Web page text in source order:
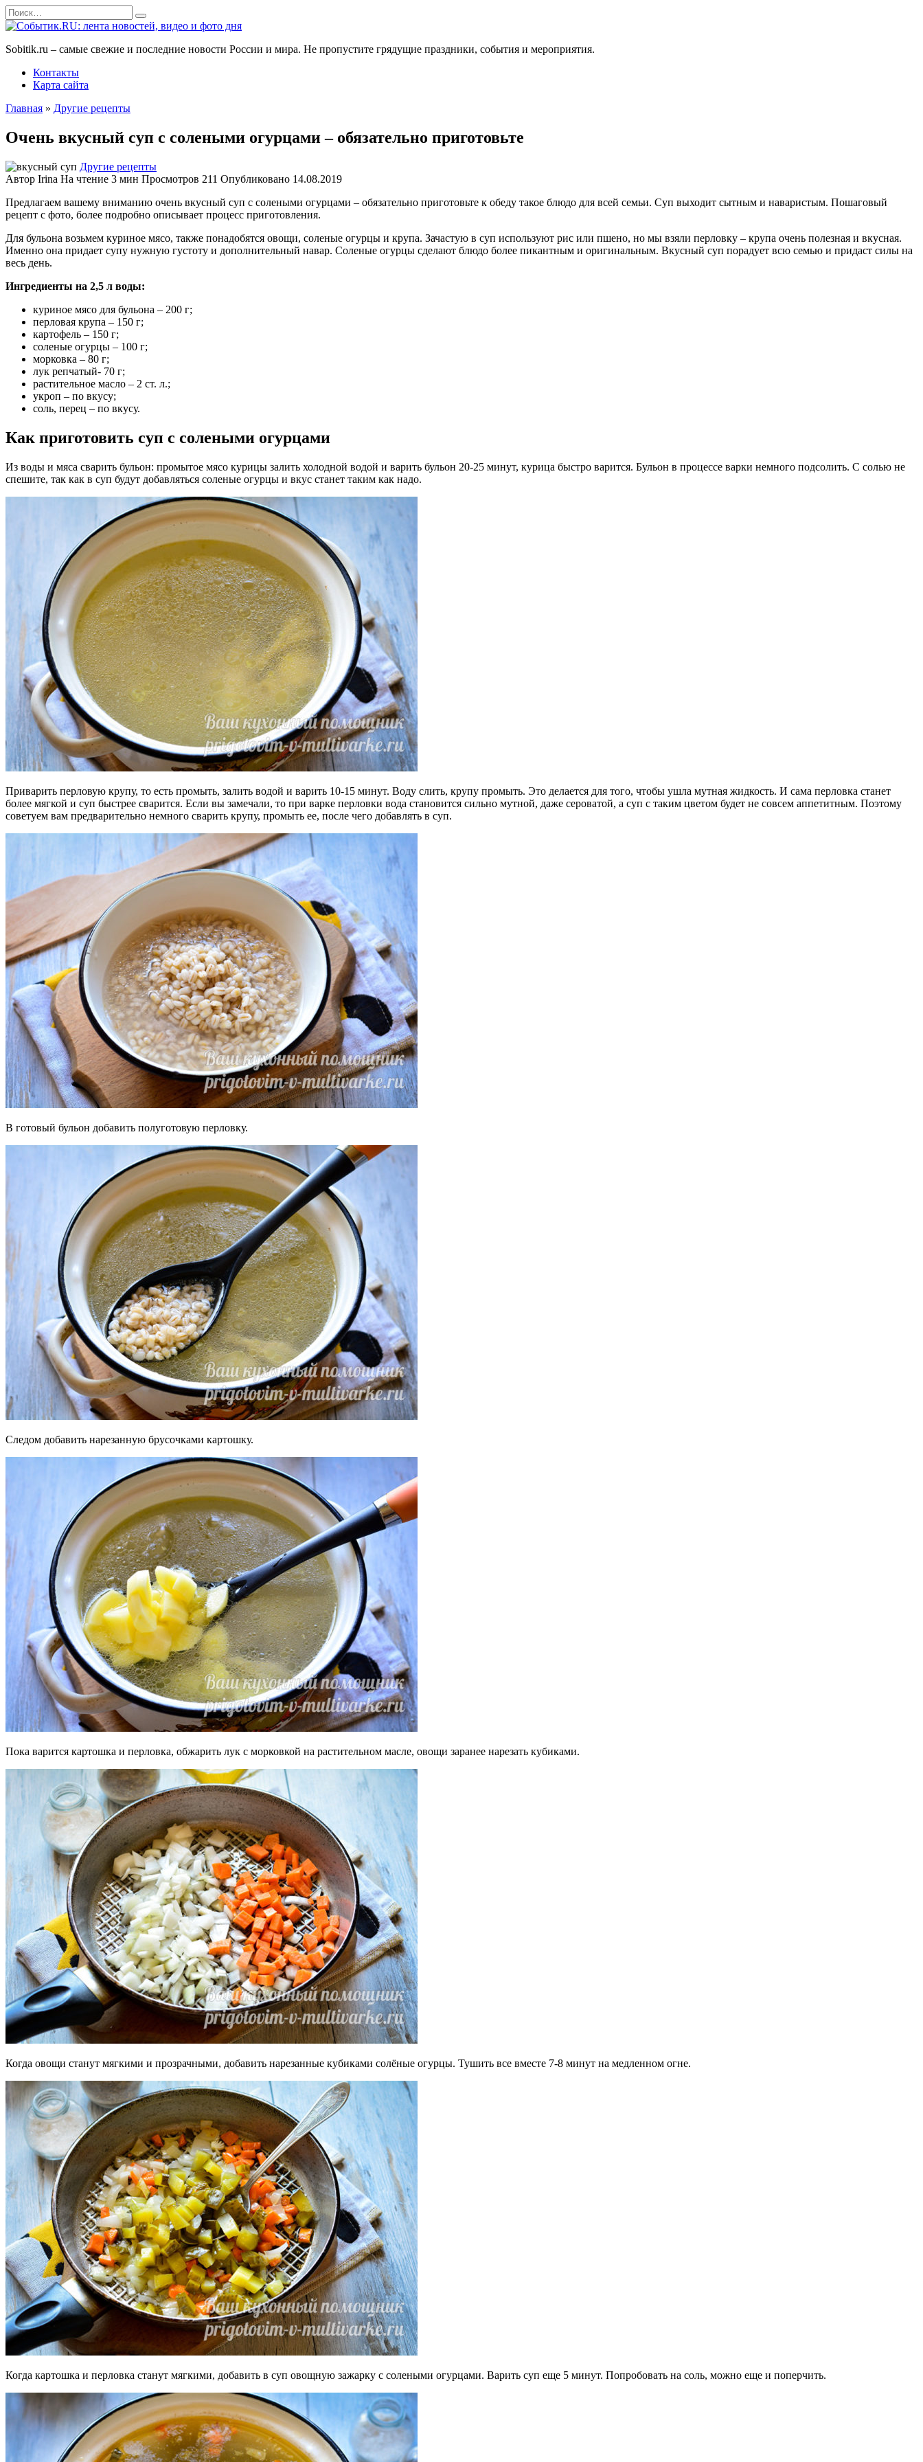
Перейти
к
Search
for:
Sobitik.ru – самые свежие и последние новости России и мира. Не пропустите грядущие праздники, события и мероприятия.
Контакты
Карта сайта
Главная » Другие рецепты
Очень вкусный суп с солеными огурцами – обязательно приготовьте
Другие рецепты
Автор Irina На чтение 3 мин Просмотров 211 Опубликовано 14.08.2019
Предлагаем вашему вниманию очень вкусный суп с солеными огурцами – обязательно приготовьте к обеду такое блюдо для всей семьи. Суп выходит сытным и наваристым. Пошаговый
рецепт с фото, более подробно описывает процесс приготовления.
Для бульона возьмем куриное мясо, также понадобятся овощи, соленые огурцы и крупа. Зачастую в суп используют рис или пшено, но мы взяли перловку – крупа очень полезная и вкусная.
Именно она придает супу нужную густоту и дополнительный навар. Соленые огурцы сделают блюдо более пикантным и оригинальным. Вкусный суп порадует всю семью и придаст силы на
весь день.
Ингредиенты на 2,5 л воды:
куриное мясо для бульона – 200 г;
перловая крупа – 150 г;
картофель – 150 г;
соленые огурцы – 100 г;
морковка – 80 г;
лук репчатый- 70 г;
растительное масло – 2 ст. л.;
укроп – по вкусу;
соль, перец – по вкусу.
Как приготовить суп с солеными огурцами
Из воды и мяса сварить бульон: промытое мясо курицы залить холодной водой и варить бульон 20-25 минут, курица быстро варится. Бульон в процессе варки немного подсолить. С солью не
спешите, так как в суп будут добавляться соленые огурцы и вкус станет таким как надо.
Приварить перловую крупу, то есть промыть, залить водой и варить 10-15 минут. Воду слить, крупу промыть. Это делается для того, чтобы ушла мутная жидкость. И сама перловка станет
более мягкой и суп быстрее сварится. Если вы замечали, то при варке перловки вода становится сильно мутной, даже сероватой, а суп с таким цветом будет не совсем аппетитным. Поэтому
советуем вам предварительно немного сварить крупу, промыть ее, после чего добавлять в суп.
В готовый бульон добавить полуготовую перловку.
Следом добавить нарезанную брусочками картошку.
Пока варится картошка и перловка, обжарить лук с морковкой на растительном масле, овощи заранее нарезать кубиками.
Когда овощи станут мягкими и прозрачными, добавить нарезанные кубиками солёные огурцы. Тушить все вместе 7-8 минут на медленном огне.
Когда картошка и перловка станут мягкими, добавить в суп овощную зажарку с солеными огурцами. Варить суп еще 5 минут. Попробовать на соль, можно еще и поперчить.